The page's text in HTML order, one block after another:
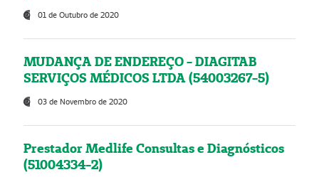
01 de Outubro de 2020
MUDANÇA DE ENDEREÇO - DIAGITAB
SERVIÇOS MÉDICOS LTDA (54003267-5)
03 de Novembro de 2020
Prestador Medlife Consultas e Diagnósticos
(51004334-2)